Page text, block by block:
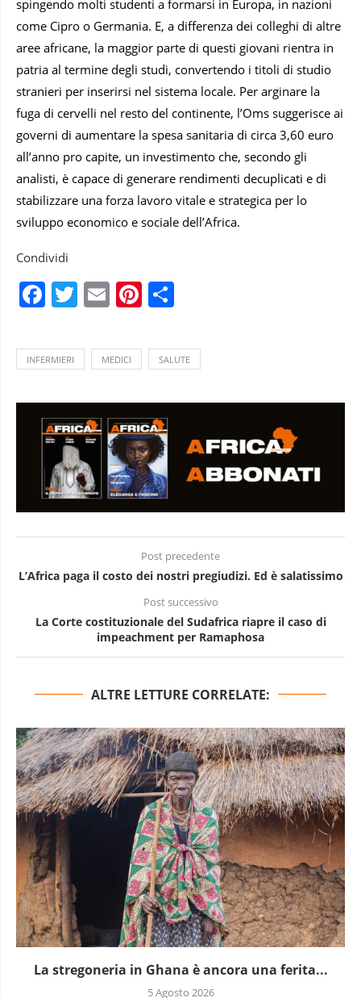
spingendo molti studenti a formarsi in Europa, in nazioni
come Cipro o Germania. E, a differenza dei colleghi di altre
aree africane, la maggior parte di questi giovani rientra in
patria al termine degli studi, convertendo i titoli di studio
stranieri per inserirsi nel sistema locale. Per arginare la
fuga di cervelli nel resto del continente, l’Oms suggerisce ai
governi di aumentare la spesa sanitaria di circa 3,60 euro
all’anno pro capite, un investimento che, secondo gli
analisti, è capace di generare rendimenti decuplicati e di
stabilizzare una forza lavoro vitale e strategica per lo
sviluppo economico e sociale dell’Africa.
Condividi
Facebook
Twitter
EmailPinterest
INFERMIERI MEDICI SALUTE
Post precedente
L’Africa paga il costo dei nostri pregiudizi. Ed è salatissimo
Post successivo
La Corte costituzionale del Sudafrica riapre il caso di
impeachment per Ramaphosa
ALTRE LETTURE CORRELATE:
La stregoneria in Ghana è ancora una ferita...
5 Agosto 2026